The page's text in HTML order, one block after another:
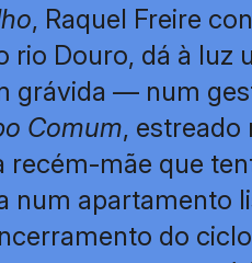
, Raquel Freire
rio Douro, dá à
grávida — num
Comum, estreado
recém-mãe que
num apartamento
do